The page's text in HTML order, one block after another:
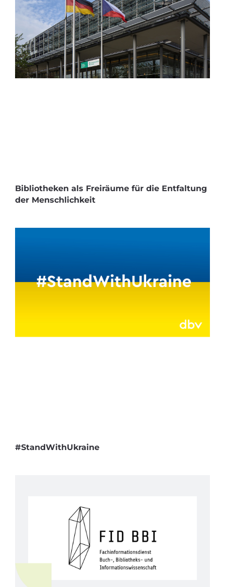
Bibliotheken als Freiräume für die Entfaltung
der Menschlichkeit
#StandWithUkraine